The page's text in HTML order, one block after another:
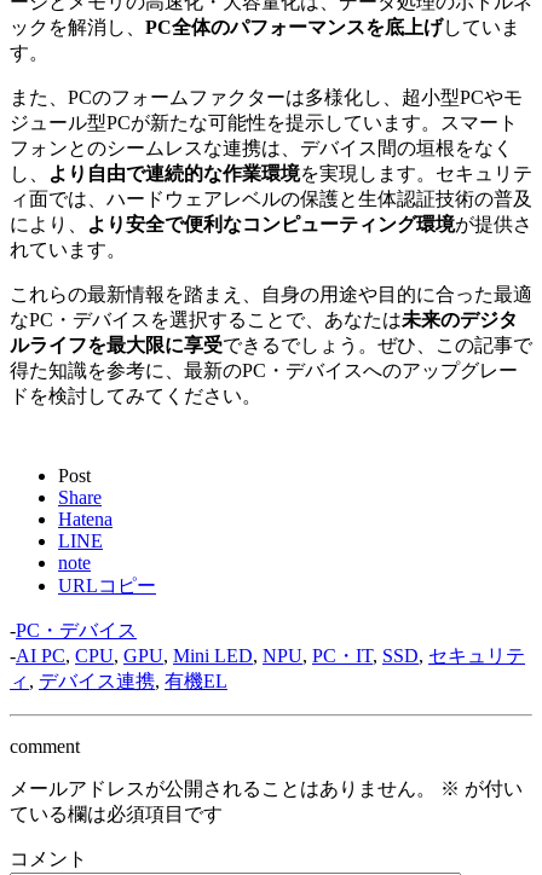
ックを解消し、 PC全体のパフォーマンスを底上げしていま
す。
また、PCのフォームファクターは多様化し、超小型PCやモ
ジュール型PCが新たな可能性を提示しています。スマート
フォンとのシームレスな連携は、デバイス間の垣根をなく
し、
より自由で連続的な作業環境を実現します。セキュリテ
ィ面では、ハードウェアレベルの保護と生体認証技術の普及
により、
より安全で便利なコンピューティング環境が提供さ
れています。
これらの最新情報を踏まえ、自身の用途や目的に合った最適
なPC・デバイスを選択することで、あなたは未来のデジタ
ルライフを最大限に享受できるでしょう。ぜひ、この記事で
得た知識を参考に、最新のPC・デバイスへのアップグレー
ドを検討してみてください。
Post
Share
Hatena
LINE
note
URLコピー
-PC・デバイス
-AI PC, CPU, GPU, Mini LED, NPU, PC・IT, SSD, セキュリテ
ィ , デバイス連携, 有機EL
comment
メールアドレスが公開されることはありません。 ※ が付い
ている欄は必須項目です
コメント